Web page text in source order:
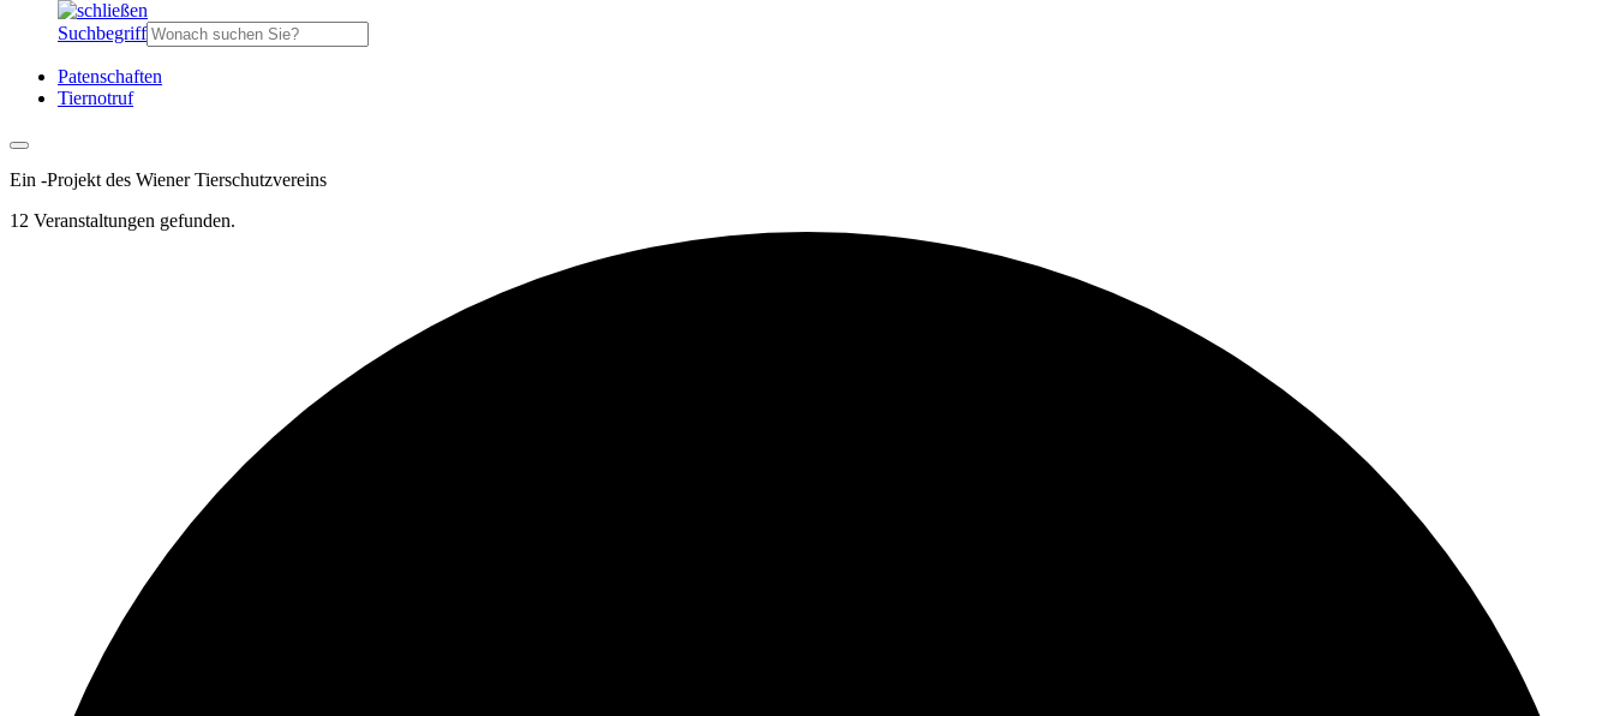
Suchbegriff
Patenschaften
Tiernotruf
Ein -Projekt des Wiener Tierschutzvereins
12 Veranstaltungen gefunden.